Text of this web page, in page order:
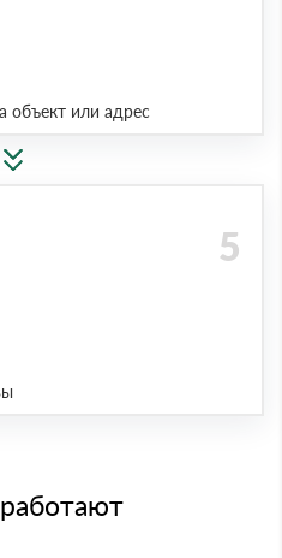
объект или адрес